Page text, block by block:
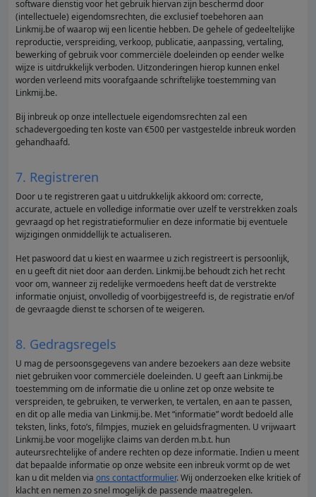
software dienstig voor het gebruik hiervan zijn beschermd door
(intellectuele) eigendomsrechten, die exclusief toebehoren aan
Linkmij.be of waarop wij een licentie hebben. De gehele of gedeeltelijke
reproductie, verspreiding, verkoop, publicatie, aanpassing, vertaling,
bewerking of gebruik voor commerciële doeleinden op eender welke
wijze is uitdrukkelijk verboden. Uitzonderingen hierop kunnen enkel
worden verleend mits voorafgaande schriftelijke toestemming van
Linkmij.be.
Bij inbreuk op onze intellectuele eigendomsrechten zal een
schadevergoeding ten koste van €500 per vastgestelde inbreuk worden
gehandhaafd.
7. Registreren
Door u te registreren gaat u uitdrukkelijk akkoord om: correcte,
accurate, actuele en volledige informatie over uzelf te verstrekken zoals
gevraagd op het registratieformulier en deze informatie bij eventuele
wijzigingen onmiddellijk te actualiseren.
Het paswoord dat u kiest en waarmee u zich registreert is persoonlijk,
en u geeft dit niet door aan derden. Linkmij.be behoudt zich het recht
voor om, wanneer zij redelijke vermoedens heeft dat de verstrekte
informatie onjuist, onvolledig of voorbijgestreefd is, de registratie en/of
de gevraagde dienst te schorsen of te weigeren.
8. Gedragsregels
U mag de persoonsgegevens van andere bezoekers aan deze website
niet gebruiken voor commerciële doeleinden. U geeft aan Linkmij.be
toestemming om de informatie die u online zet op onze website te
verspreiden, te gebruiken, te verwerken, te vertalen, en aan te passen,
en dit op alle media van Linkmij.be. Met “informatie” wordt bedoeld alle
teksten, links, foto’s, filmpjes, muziek en geluidsfragmenten. U vrijwaart
Linkmij.be voor mogelijke claims van derden m.b.t. hun
auteursrechtelijke of andere rechten op deze informatie. Indien u meent
dat bepaalde informatie op onze website een inbreuk vormt op de wet
kan u dit melden via ons contactformulier. Wij onderzoeken elke kritiek of
klacht en nemen zo snel mogelijk de passende maatregelen.